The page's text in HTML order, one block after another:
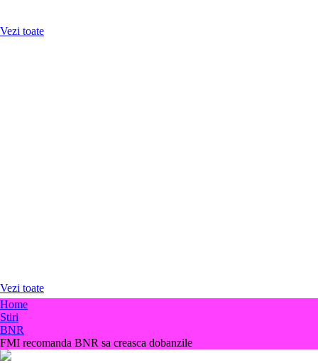
Vezi toate
Vezi toate
Home
Stiri
BNR
FMI recomanda BNR sa creasca dobanzile